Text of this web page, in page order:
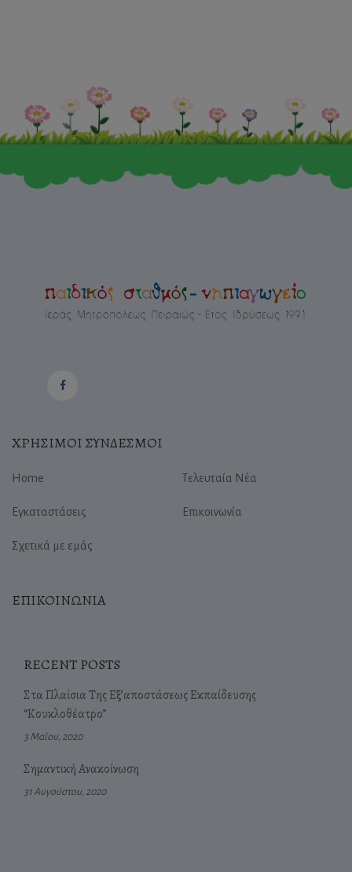
ΧΡΗΣΙΜΟΙ ΣΥΝΔΕΣΜΟΙ
Home
Εγκαταστάσεις
Σχετικά με εμάς
Τελευταία Νέα
Επικοινωνία
ΕΠΙΚΟΙΝΩΝΙΑ
RECENT POSTS
Στα Πλαίσια Της Εξ’αποστάσεως Εκπαίδευσης
“Κουκλοθέατρο”
3 Μαΐου, 2020
Σημαντική Ανακοίνωση
31 Αυγούστου, 2020